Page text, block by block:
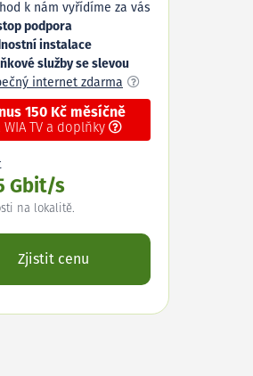
k nám vyřídíme za vás
podpora
instalace
služby se slevou
internet zdarma
150 Kč měsíčně
WIA TV a doplňky
Gbit/s
na lokalitě.
Zjistit cenu